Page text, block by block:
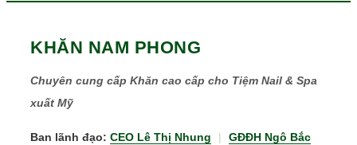
KHĂN NAM PHONG
Chuyên cung cấp Khăn cao cấp cho Tiệm Nail & Spa
xuất Mỹ
Ban lãnh đạo: CEO Lê Thị Nhung | GĐĐH Ngô Bắc